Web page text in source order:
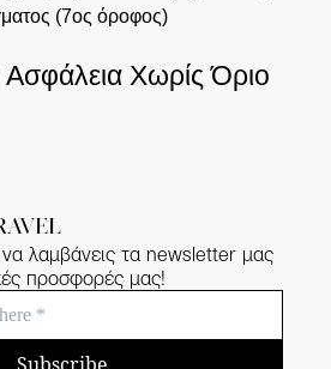
(7ος όροφος)
Ασφάλεια Χωρίς Όριο
λαμβάνεις τα newsletter μας
προσφορές μας!